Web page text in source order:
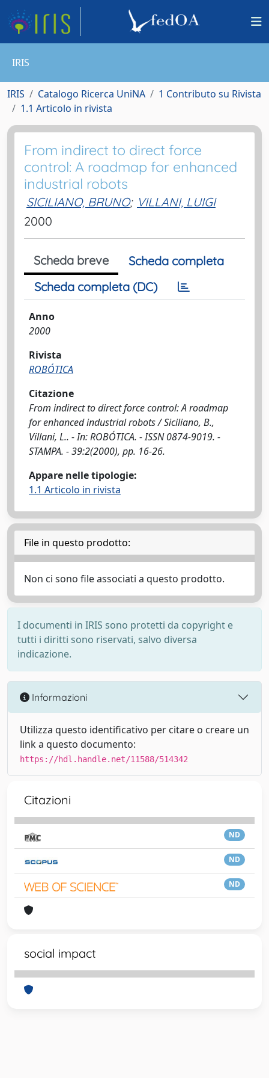
IRIS
IRIS Catalogo Ricerca UniNA
1 Contributo su Rivista
1.1 Articolo in rivista
From indirect to direct force
control: A roadmap for enhanced
industrial robots
SICILIANO, BRUNO; VILLANI, LUIGI
2000
Scheda breve
Scheda completa
Scheda completa (DC)
Anno
2000
Rivista
ROBÓTICA
Citazione
From indirect to direct force control: A roadmap
for enhanced industrial robots / Siciliano, B.,
Villani, L.. - In: ROBÓTICA. - ISSN 0874-9019. -
STAMPA. - 39:2(2000), pp. 16-26.
Appare nelle tipologie:
1.1 Articolo in rivista
File in questo prodotto:
Non ci sono file associati a questo prodotto.
I documenti in IRIS sono protetti da copyright e
tutti i diritti sono riservati, salvo diversa
indicazione.
Informazioni
Utilizza questo identificativo per citare o creare un
link a questo documento:
https://hdl.handle.net/11588/514342
Citazioni
ND
ND
ND
social impact